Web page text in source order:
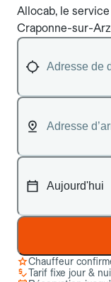
Allocab, le
Craponne-sur-
Chauffeur
Tarif fixe jour &